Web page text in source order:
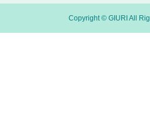
Copyright © GIURI All